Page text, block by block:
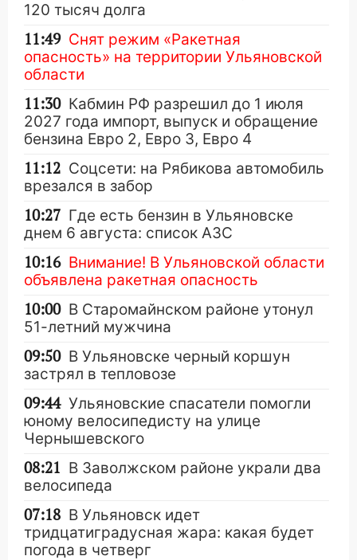
120 тысяч долга
11:49 Снят режим «Ракетная
опасность» на территории Ульяновской
области
11:30 Кабмин РФ разрешил до 1 июля
2027 года импорт, выпуск и обращение
бензина Евро 2, Евро 3, Евро 4
11:12 Соцсети: на Рябикова автомобиль
врезался в забор
10:27 Где есть бензин в Ульяновске
днем 6 августа: список АЗС
10:16 Внимание! В Ульяновской области
объявлена ракетная опасность
10:00 В Старомайнском районе утонул
51-летний мужчина
09:50 В Ульяновске черный коршун
застрял в тепловозе
09:44 Ульяновские спасатели помогли
юному велосипедисту на улице
Чернышевского
08:21 В Заволжском районе украли два
велосипеда
07:18 В Ульяновск идет
тридцатиградусная жара: какая будет
погода в четверг